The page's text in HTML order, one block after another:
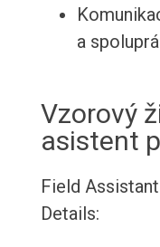
a
Vzorový
asistent
Field
Details: